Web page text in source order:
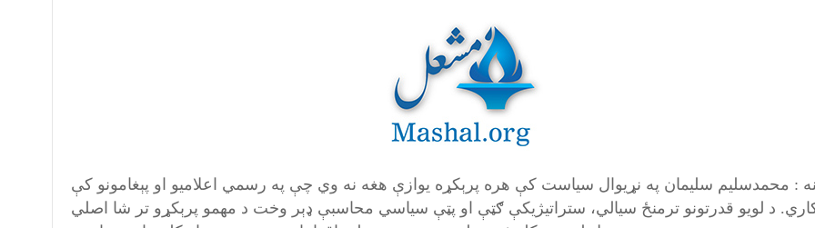
: محمدسليم سليمان په نړیوال سیاست کې هره پرېکړه یوازې هغه نه وي چې په رسمي اعلامیو او پېغامونو کې
د لویو قدرتونو ترمنځ سیالي، ستراتیژیکې ګټې او پټې سیاسي محاسبې ډېر وخت د مهمو پرېکړو تر شا اصلي